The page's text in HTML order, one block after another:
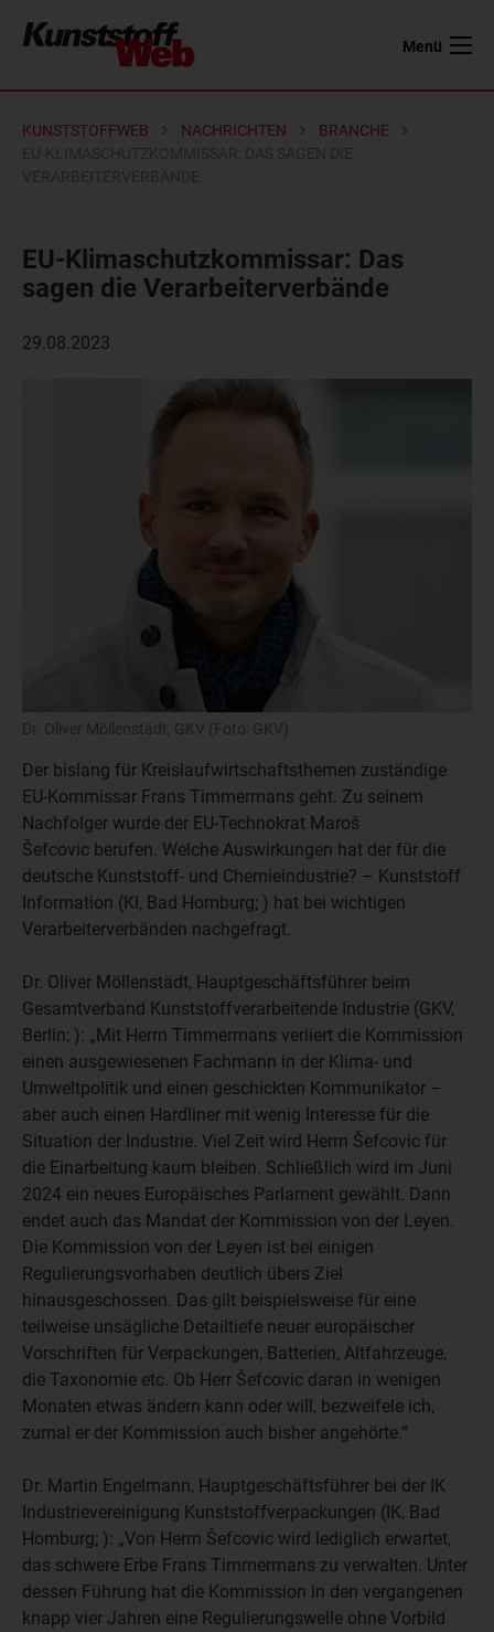
Menü
KUNSTSTOFFWEB NACHRICHTEN
BRANCHE
EU-Klimaschutzkommissar: Das
sagen die Verarbeiterverbände
29.08.2023
Dr. Oliver Möllenstädt, GKV (Foto: GKV)
Der bislang für Kreislaufwirtschaftsthemen zuständige
EU-Kommissar Frans Timmermans geht. Zu seinem
Nachfolger wurde der EU-Technokrat Maroš
Šefcovic berufen. Welche Auswirkungen hat der für die
deutsche Kunststoff- und Chemieindustrie? – Kunststoff
Information (KI, Bad Homburg; ) hat bei wichtigen
Verarbeiterverbänden nachgefragt.
Dr. Oliver Möllenstädt, Hauptgeschäftsführer beim
Gesamtverband Kunststoffverarbeitende Industrie (GKV,
Berlin; ): „Mit Herrn Timmermans verliert die Kommission
einen ausgewiesenen Fachmann in der Klima- und
Umweltpolitik und einen geschickten Kommunikator –
aber auch einen Hardliner mit wenig Interesse für die
Situation der Industrie. Viel Zeit wird Herrn Šefcovic für
die Einarbeitung kaum bleiben. Schließlich wird im Juni
2024 ein neues Europäisches Parlament gewählt. Dann
endet auch das Mandat der Kommission von der Leyen.
Die Kommission von der Leyen ist bei einigen
Regulierungsvorhaben deutlich übers Ziel
hinausgeschossen. Das gilt beispielsweise für eine
teilweise unsägliche Detailtiefe neuer europäischer
Vorschriften für Verpackungen, Batterien, Altfahrzeuge,
die Taxonomie etc. Ob Herr Šefcovic daran in wenigen
Monaten etwas ändern kann oder will, bezweifele ich,
zumal er der Kommission auch bisher angehörte.“
Dr. Martin Engelmann, Hauptgeschäftsführer bei der IK
Industrievereinigung Kunststoffverpackungen (IK, Bad
Homburg; ): „Von Herrn Šefcovic wird lediglich erwartet,
das schwere Erbe Frans Timmermans zu verwalten. Unter
dessen Führung hat die Kommission in den vergangenen
knapp vier Jahren eine Regulierungswelle ohne Vorbild